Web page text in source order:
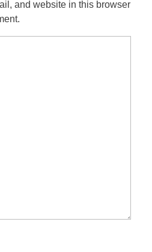
and website in this browser